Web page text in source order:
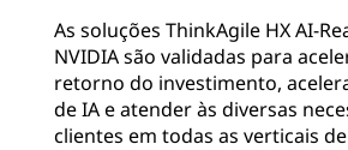
As soluções ThinkAgile HX AI-
NVIDIA são validadas para
retorno do investimento,
de IA e atender às diversas
clientes em todas as verticais